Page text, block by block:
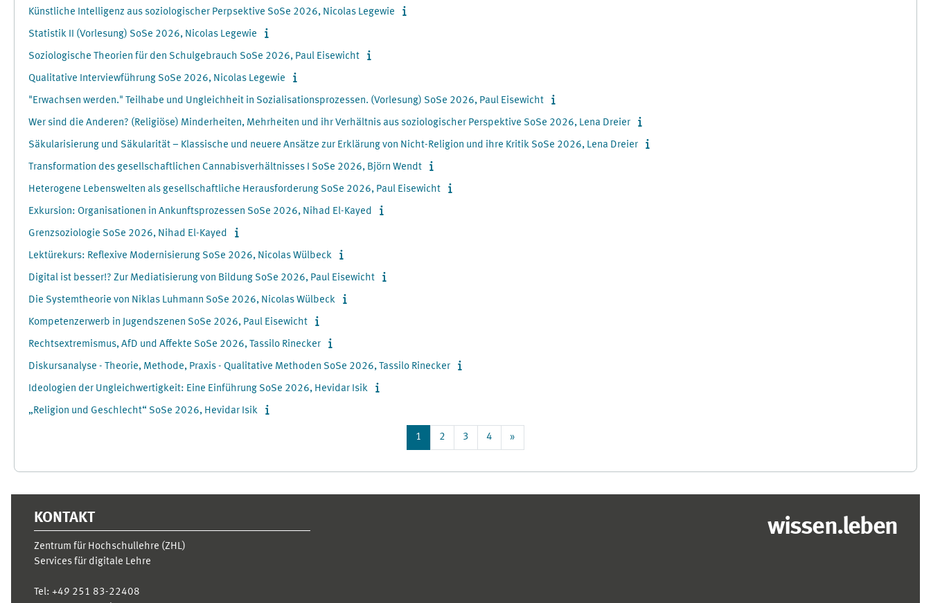
Künstliche Intelligenz aus soziologischer Perpsektive SoSe 2026, Nicolas Legewie
Statistik II (Vorlesung) SoSe 2026, Nicolas Legewie
Soziologische Theorien für den Schulgebrauch SoSe 2026, Paul Eisewicht
Qualitative Interviewführung SoSe 2026, Nicolas Legewie
"Erwachsen werden." Teilhabe und Ungleichheit in Sozialisationsprozessen. (Vorlesung) SoSe 2026, Paul Eisewicht
Wer sind die Anderen? (Religiöse) Minderheiten, Mehrheiten und ihr Verhältnis aus soziologischer Perspektive SoSe 2026, Lena Dreier
Säkularisierung und Säkularität – Klassische und neuere Ansätze zur Erklärung von Nicht-Religion und ihre Kritik SoSe 2026, Lena Dreier
Transformation des gesellschaftlichen Cannabisverhältnisses I SoSe 2026, Björn Wendt
Heterogene Lebenswelten als gesellschaftliche Herausforderung SoSe 2026, Paul Eisewicht
Exkursion: Organisationen in Ankunftsprozessen SoSe 2026, Nihad El-Kayed
Grenzsoziologie SoSe 2026, Nihad El-Kayed
Lektürekurs: Reflexive Modernisierung SoSe 2026, Nicolas Wülbeck
Digital ist besser!? Zur Mediatisierung von Bildung SoSe 2026, Paul Eisewicht
Die Systemtheorie von Niklas Luhmann SoSe 2026, Nicolas Wülbeck
Kompetenzerwerb in Jugendszenen SoSe 2026, Paul Eisewicht
Rechtsextremismus, AfD und Affekte SoSe 2026, Tassilo Rinecker
Diskursanalyse - Theorie, Methode, Praxis - Qualitative Methoden SoSe 2026, Tassilo Rinecker
Ideologien der Ungleichwertigkeit: Eine Einführung SoSe 2026, Hevidar Isik
„Religion und Geschlecht“ SoSe 2026, Hevidar Isik
1 Page 1
2 Page 2
3 Page 3
4 Page 4
»
Supplementary blocks
KONTAKT
Zentrum für Hochschullehre (ZHL)
Services für digitale Lehre
Tel: +49 251 83-22408
wissen.leben